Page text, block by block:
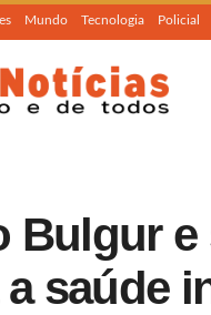
Mundo Tecnologia Policial
Bulgur
saúde